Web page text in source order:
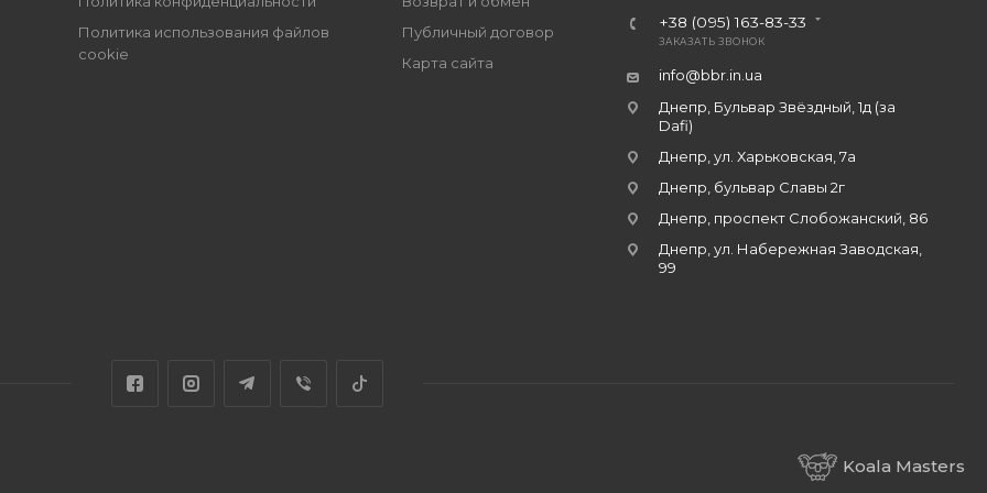
Политика использования файлов
cookie
Публичный договор
Карта сайта
+38 (095) 163-83-33
ЗАКАЗАТЬ ЗВОНОК
info@bbr.in.ua
Днепр, Бульвар Звёздный, 1д (за
Dafi)
Днепр, ул. Харьковская, 7а
Днепр, бульвар Славы 2г
Днепр, проспект Слобожанский, 86
Днепр, ул. Набережная Заводская,
99
Koala Masters